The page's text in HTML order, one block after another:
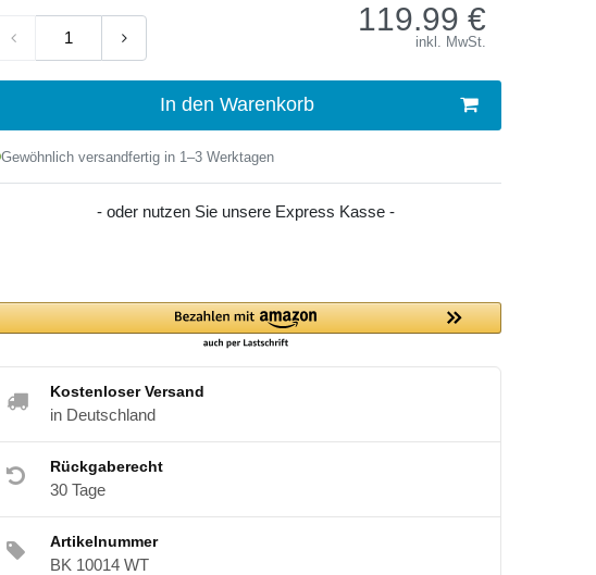
119.99 €
inkl. MwSt.
In den Warenkorb
Gewöhnlich versandfertig in 1–3 Werktagen
- oder nutzen Sie unsere Express Kasse -
Kostenloser Versand
in Deutschland
Rückgaberecht
30 Tage
Artikelnummer
BK 10014 WT